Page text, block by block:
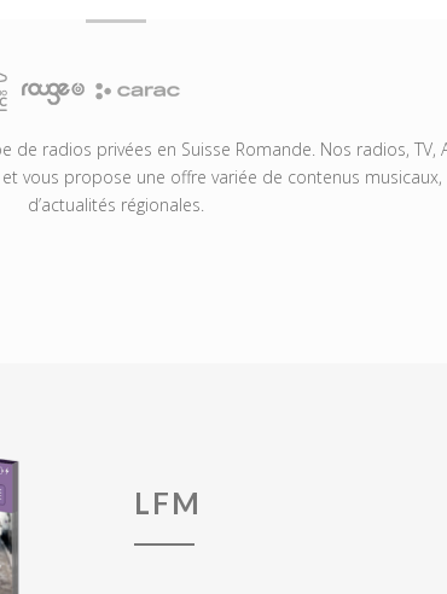
de radios privées en Suisse Romande. Nos radios, TV,
vous propose une offre variée de contenus musicaux,
d’actualités régionales.
LFM